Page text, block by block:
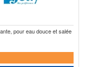
pour eau douce et salée